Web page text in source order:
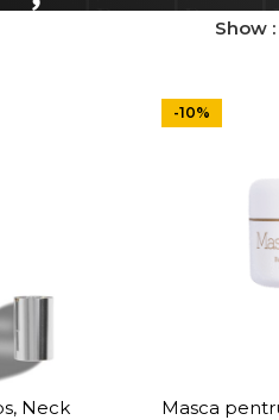
Show
Neck
-10%
Masca